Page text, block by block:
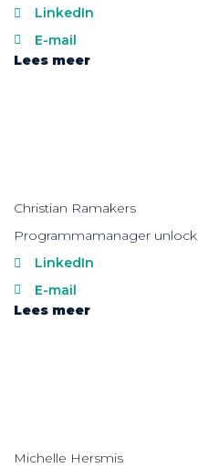
LinkedIn
E-mail
Lees meer
Christian Ramakers
Programmamanager unlock_
LinkedIn
E-mail
Lees meer
Michelle Hersmis